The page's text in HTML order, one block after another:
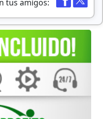
tus amigos: